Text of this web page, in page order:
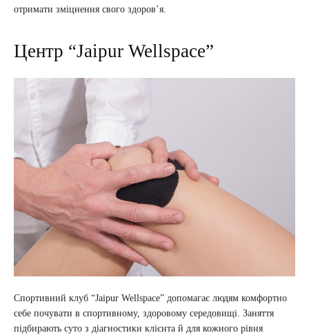
отримати зміцнення свого здоров’я.
Центр “Jaipur Wellspace”
Спортивний клуб “Jaipur Wellspace” допомагає людям комфортно
себе почувати в спортивному, здоровому середовищі. Заняття
підбирають суто з діагностики клієнта й для кожного рівня